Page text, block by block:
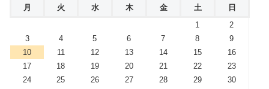
月 火 水 木 金 土
日
1
2
3
4 5 6 7 8
9
10
11 12 13 14 15
16
17
18 19 20 21 22
23
24
25 26 27 28 29
30